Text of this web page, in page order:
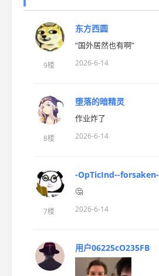
9楼
东方西圆
“国外居然也有啊”
2026-6-14
8楼
堕落的暗精灵
作业炸了
2026-6-14
7楼
-OpTicInd--forsaken-
🤔
2026-6-14
用户06225cO235FB